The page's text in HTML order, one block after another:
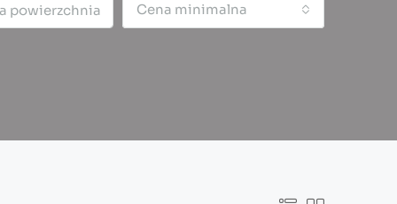
Cena minimalna